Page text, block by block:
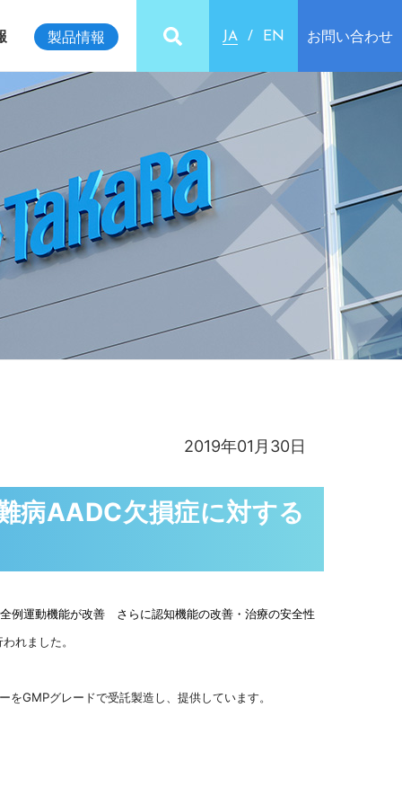
2019年01月30日
病AADC欠損症に対する
例運動機能が改善 さらに認知機能の改善・治療の安全性
れました。
GMPグレードで受託製造し、提供しています。
製品情報 JA EN お問い合わせ
リティインデックス